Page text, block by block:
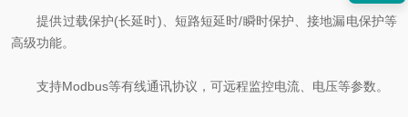
提供过载保护(长延时)、短路短延时/瞬时保护、接地漏电保护等
高级功能。
支持Modbus等有线通讯协议，可远程监控电流、电压等参数。